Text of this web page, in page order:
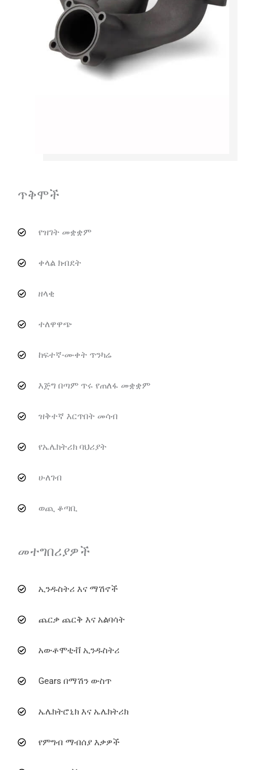
ጥቅሞች
የዝገት መቋቋም
ቀላል ክብደት
ዘላቂ
ተለዋዋጭ
ከፍተኛ-ሙቀት ጥንካሬ
እጅግ በጣም ጥሩ የጠለፋ መቋቋም
ዝቅተኛ እርጥበት መሳብ
የኤሌክትሪክ ባህሪያት
ሁለገብ
ወጪ ቆጣቢ
መተግበሪያዎች
ኢንዱስትሪ እና ማሽኖች
ጨርቃ ጨርቅ እና አልባሳት
አውቶሞቲቭ ኢንዱስትሪ
Gears በማሽን ውስጥ
ኤሌክትሮኒክ እና ኤሌክትሪክ
የምግብ ማብሰያ እቃዎች